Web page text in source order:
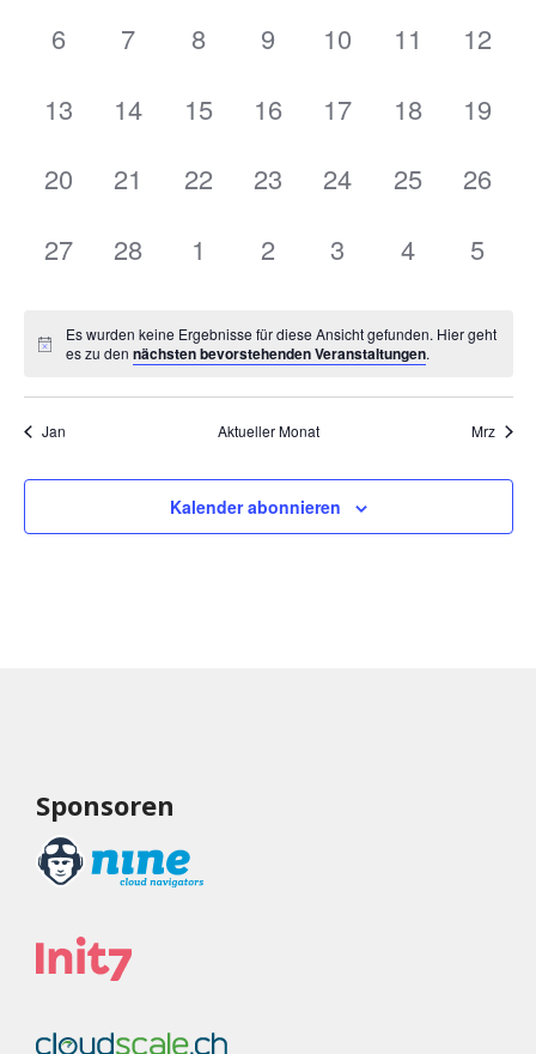
0
6
0
7
0
8
0
9
0
10
0
11
0
12
0
13
0
14
0
15
0
16
0
17
0
18
0
19
0
20
0
21
0
22
0
23
0
24
0
25
0
26
0
27
0
28
0
1
0
2
0
3
0
4
0
5
Es wurden keine Ergebnisse für diese Ansicht gefunden. Hier geht
es zu dennächsten bevorstehenden Veranstaltungen.
Jan Aktueller Monat Mrz
Kalender abonnieren
Sponsoren